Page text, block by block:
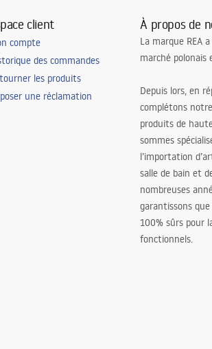
client
compte
des commandes
les produits
une réclamation
À propos de
La marque REA
marché polonais
Depuis lors, en
complétons
produits de
sommes
l’importation
salle de bain et
nombreuses
garantissons
100% sûrs pour
fonctionnels.